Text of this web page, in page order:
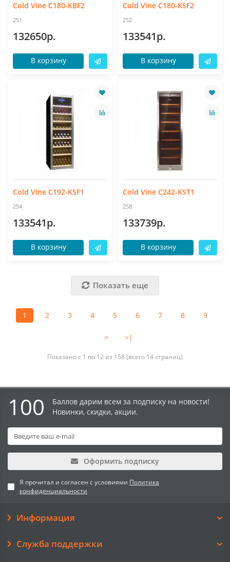
Cold Vine C180-KBF2
251
132650р.
В корзину
Cold Vine C180-KSF2
252
133541р.
В корзину
Cold Vine C192-KSF1
254
133541р.
В корзину
Cold Vine C242-KST1
258
133739р.
В корзину
Показать еще
1 2 3 4 5 6 7 8 9
> >|
Показано с 1 по 12 из 158 (всего 14 страниц)
100
Баллов дарим всем за подписку на новости!
Новинки, скидки, акции.
Оформить подписку
Я прочитал и согласен с условиями Политика
конфиденциальности
Информация
Служба поддержки